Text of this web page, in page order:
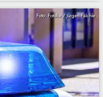
Foto: Fotolia / Jürgen Fälchle